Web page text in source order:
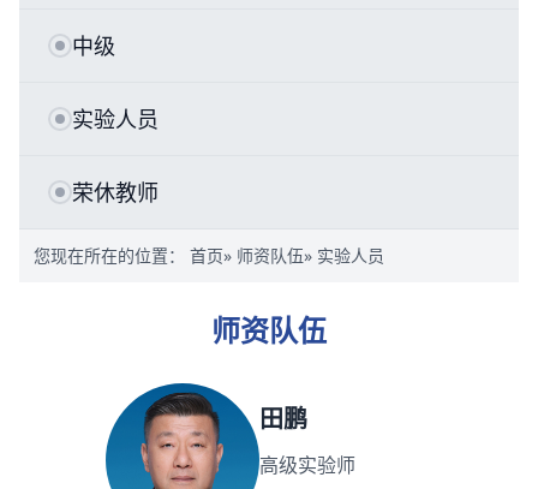
中级
实验人员
荣休教师
您现在所在的位置： 首页» 师资队伍» 实验人员
师资队伍
田鹏
高级实验师